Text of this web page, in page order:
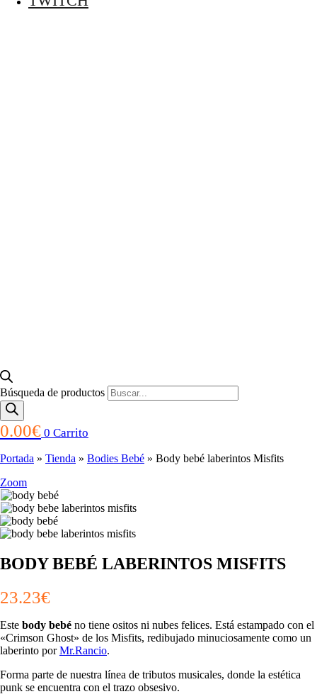
Búsqueda de productos
0.00€ 0 Carrito
Portada » Tienda » Bodies Bebé » Body bebé laberintos Misfits
Zoom
BODY BEBÉ LABERINTOS MISFITS
23.23€
Este body bebé no tiene ositos ni nubes felices. Está estampado con el
«Crimson Ghost» de los Misfits, redibujado minuciosamente como un
laberinto porMr.Rancio.
Forma parte de nuestra línea de tributos musicales, donde la estética
punk se encuentra con el trazo obsesivo.